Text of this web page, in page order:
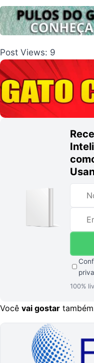
Post Views: 9
100%
Você vai gostar